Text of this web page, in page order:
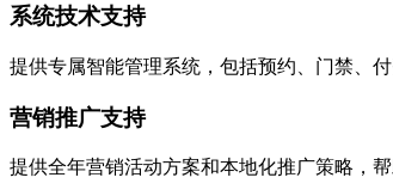
系统技术支持
提供专属智能管理系统，包括预约、门禁、付
营销推广支持
提供全年营销活动方案和本地化推广策略，帮